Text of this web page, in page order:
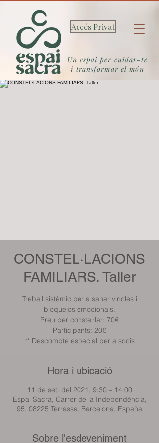
Accés Privat
Un espai per cuidar-te
i transformar el món
CONSTEL·LACIONS
FAMILIARS. Taller
Treball sistèmic per a sanar vincles i
bloquejos emocionals.
Preu per constel·lar: 70€
Participants: 20€
** Descompte especial per a socis
Hora i ubicació
11 de set. del 2021, 9:30 – 14:00
Espai Sacra, Carrer de la Independència,
95, 08225 Terrassa, Barcelona, España
Sobre l'esdeveniment